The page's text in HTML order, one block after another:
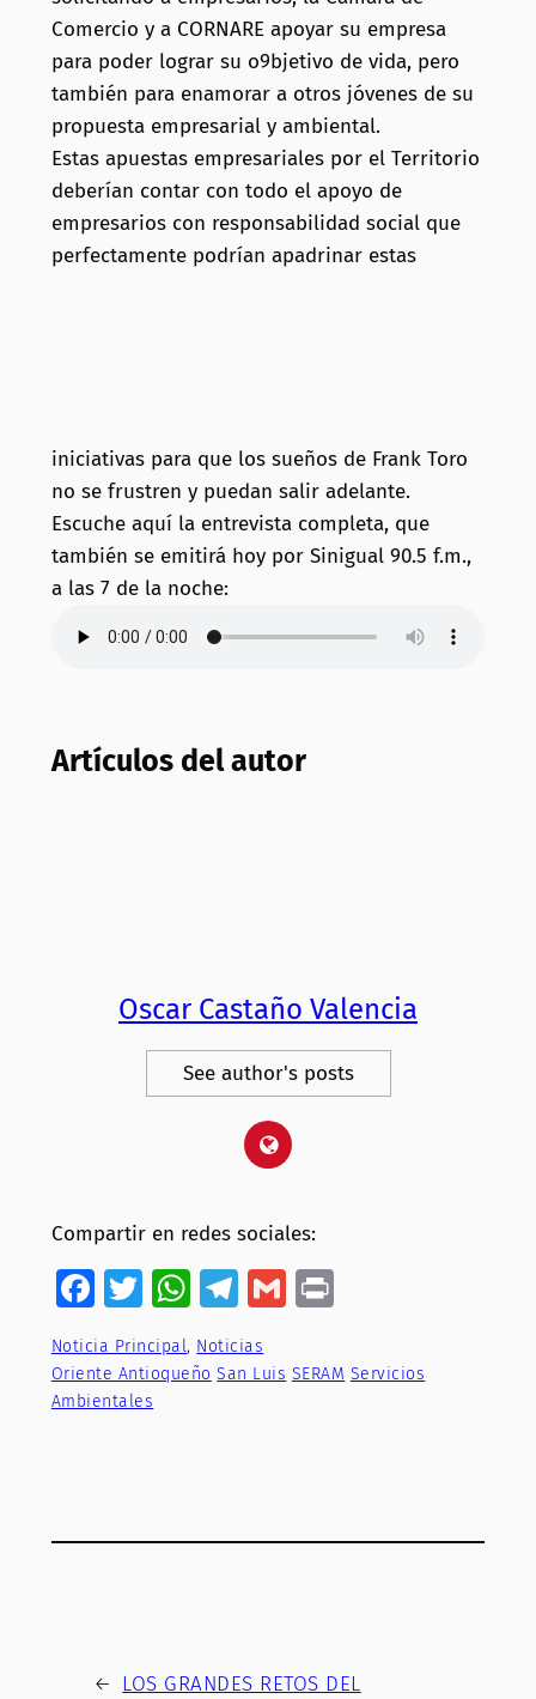
Comercio y a CORNARE apoyar su empresa
para poder lograr su o9bjetivo de vida, pero
también para enamorar a otros jóvenes de su
propuesta empresarial y ambiental.
Estas apuestas empresariales por el Territorio
deberían contar con todo el apoyo de
empresarios con responsabilidad social que
perfectamente podrían apadrinar estas
iniciativas para que los sueños de Frank Toro
no se frustren y puedan salir adelante.
Escuche aquí la entrevista completa, que
también se emitirá hoy por Sinigual 90.5 f.m.,
a las 7 de la noche:
Artículos del autor
Oscar Castaño Valencia
See author's posts
Compartir en redes sociales:
Facebook
Twitter
WhatsApp
Telegram
Gmail
Noticia Principal, Noticias
Oriente Antioqueño San Luis SERAM Servicios
Ambientales
← LOS GRANDES RETOS DEL